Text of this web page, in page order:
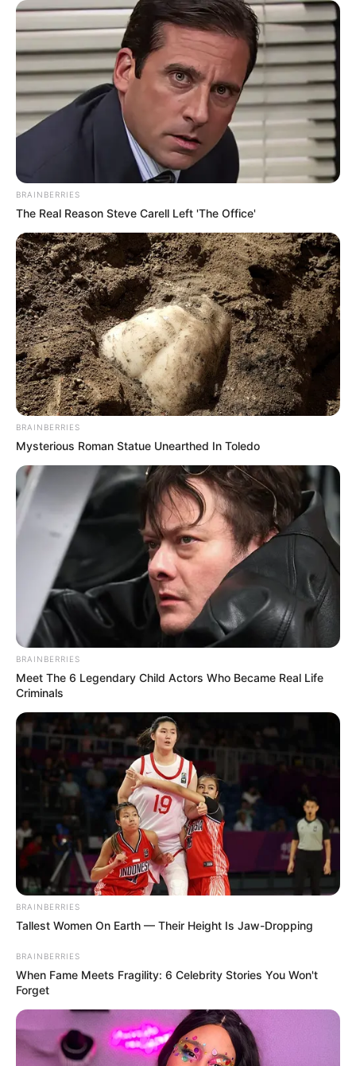
BRAINBERRIES
The Real Reason Steve Carell Left 'The Office'
BRAINBERRIES
Mysterious Roman Statue Unearthed In Toledo
BRAINBERRIES
Meet The 6 Legendary Child Actors Who Became Real Life
Criminals
BRAINBERRIES
Tallest Women On Earth — Their Height Is Jaw-Dropping
BRAINBERRIES
When Fame Meets Fragility: 6 Celebrity Stories You Won't
Forget